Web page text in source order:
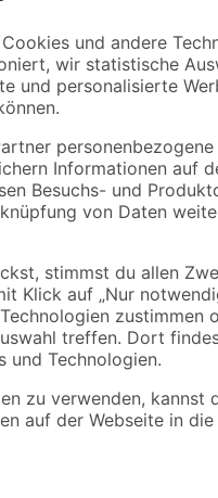
toom
Fensterpinsel
7,39€
Der Balkontürgriff aus
Klappen befestigen. Dank
silbernen Optik passt er